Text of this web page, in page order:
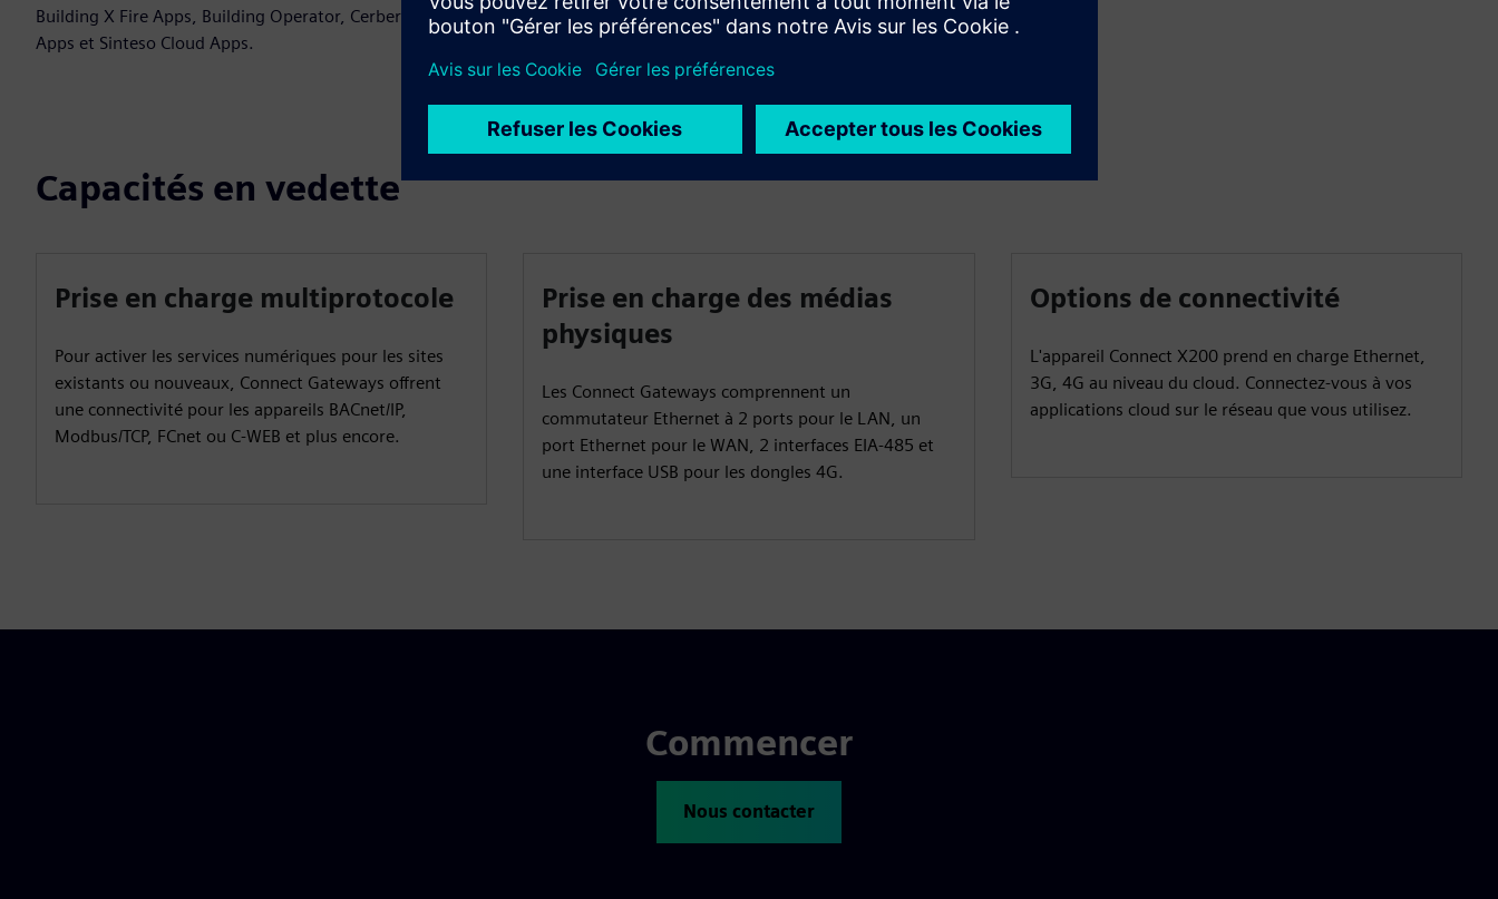
Building X Fire Apps, Building Operator, Cerberus Cloud
Apps et Sinteso Cloud Apps.
ajuster le positionnement de la vanne. Surveillez et
commandez en toute confiance.
Capacités en vedette
Prise en charge multiprotocole
Pour activer les services numériques pour les sites
existants ou nouveaux, Connect Gateways offrent
une connectivité pour les appareils BACnet/IP,
Modbus/TCP, FCnet ou C-WEB et plus encore.
Prise en charge des médias
physiques
Les Connect Gateways comprennent un
commutateur Ethernet à 2 ports pour le LAN, un
port Ethernet pour le WAN, 2 interfaces EIA-485 et
une interface USB pour les dongles 4G.
Options de connectivité
L'appareil Connect X200 prend en charge Ethernet,
3G, 4G au niveau du cloud. Connectez-vous à vos
applications cloud sur le réseau que vous utilisez.
Commencer
Nous contacter